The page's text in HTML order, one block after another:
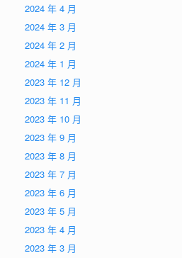
2024 年 4 月
2024 年 3 月
2024 年 2 月
2024 年 1 月
2023 年 12 月
2023 年 11 月
2023 年 10 月
2023 年 9 月
2023 年 8 月
2023 年 7 月
2023 年 6 月
2023 年 5 月
2023 年 4 月
2023 年 3 月